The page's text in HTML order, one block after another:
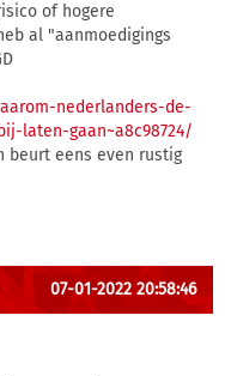
of hogere
al "aanmoedigings
nederlanders-de-
laten-gaan~a8c98724/
beurt eens even rustig
07-01-2022 20:58:46